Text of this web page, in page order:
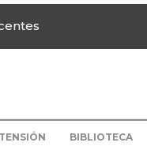
BIBLIOTECA